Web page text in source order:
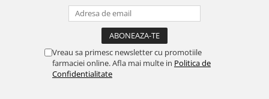
Vreau sa primesc newsletter cu promotiile
farmaciei online. Afla mai multe in Politica de
Confidentialitate